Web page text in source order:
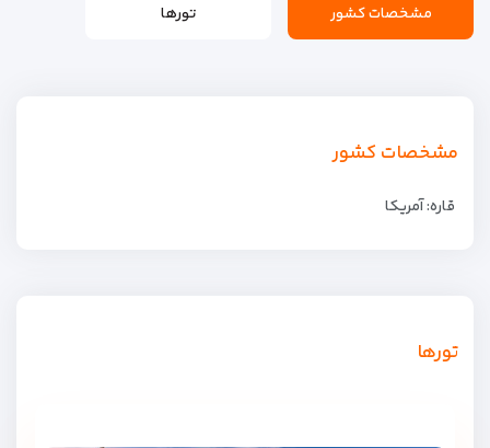
مشخصات کشور تورها
مشخصات کشور
قاره: آمریکا
تورها